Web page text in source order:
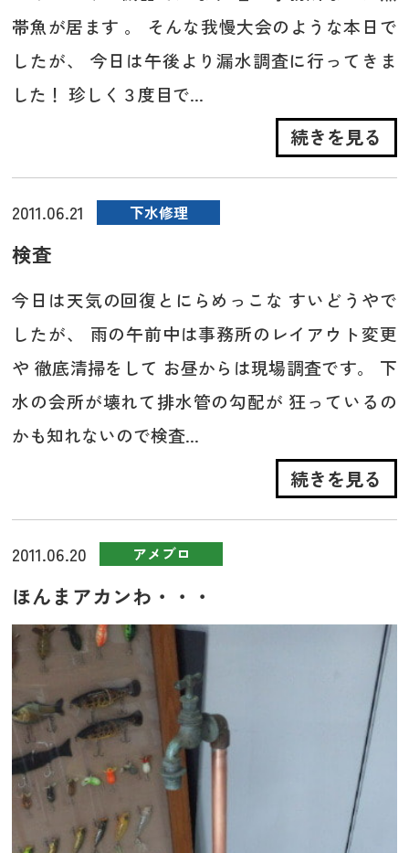
帯魚が居ます 。 そんな我慢大会のような本日で
したが、 今日は午後より漏水調査に行ってきま
した！ 珍しく３度目で...
続きを見る
2011.06.21 下水修理
検査
今日は天気の回復とにらめっこな すいどうやで
したが、 雨の午前中は事務所のレイアウト変更
や 徹底清掃をして お昼からは現場調査です。 下
水の会所が壊れて排水管の勾配が 狂っているの
かも知れないので検査...
続きを見る
2011.06.20 アメブロ
ほんまアカンわ・・・